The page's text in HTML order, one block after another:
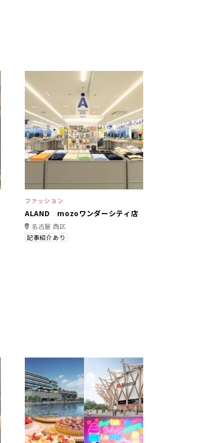
ファッション
ALAND mozoワンダーシティ店
名古屋 西区
記事紹介あり